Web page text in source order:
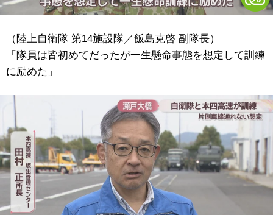
（陸上自衛隊 第14施設隊／飯島克啓 副隊長）
「隊員は皆初めてだったが一生懸命事態を想定して訓練
に励めた」